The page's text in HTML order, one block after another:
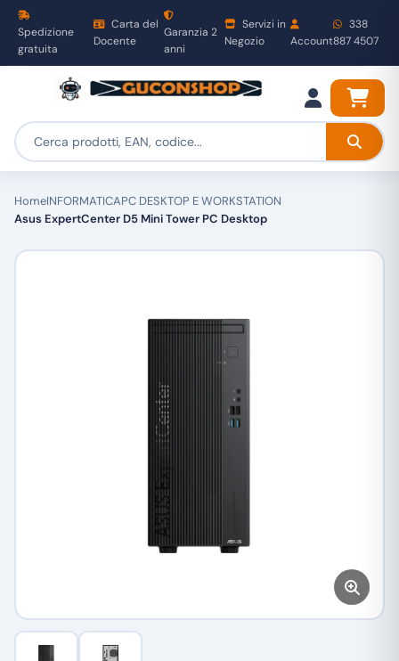
Spedizione
gratuita
Carta del
Docente
Garanzia 2
anni
Servizi in
Negozio
Account
338
887 4507
HomeINFORMATICAPC DESKTOP E WORKSTATION
Asus ExpertCenter D5 Mini Tower PC Desktop